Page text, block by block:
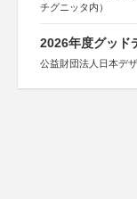
チグニッタ内）
2026年度グッド
公益財団法人日本デ